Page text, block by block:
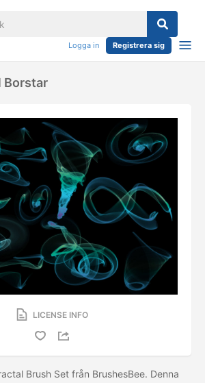
Logga in Registrera sig
Borstar
LICENSE INFO
Brush Set från BrushesBee. Denna